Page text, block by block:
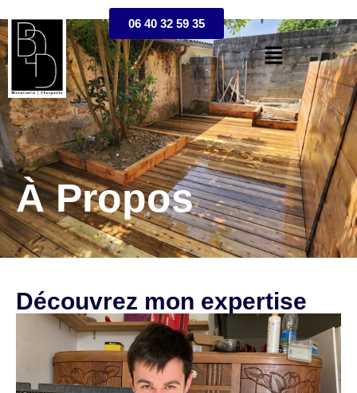
06 40 32 59 35
À Propos
Découvrez mon expertise